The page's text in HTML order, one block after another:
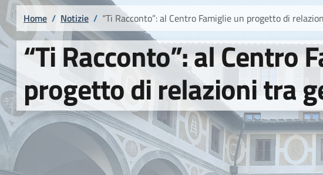
Briciole di pane
Home / Notizie / “Ti Racconto”: al Centro Famiglie un progetto di
“Ti Racconto”: al Centro
progetto di relazioni tra